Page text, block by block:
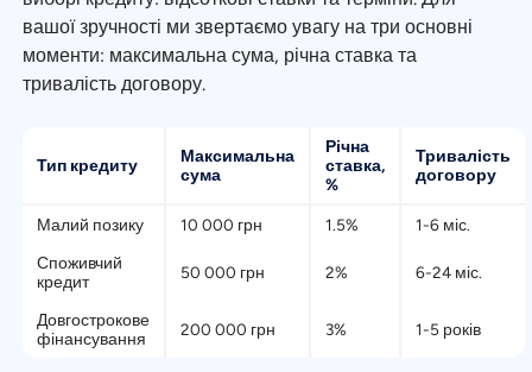
вашої зручності ми звертаємо увагу на три основні
моменти: максимальна сума, річна ставка та
тривалість договору.
Тип кредиту
Максимальна
сума
Річна
ставка,
%
Тривалість
договору
Малий позику 10 000 грн 1.5%
1-6 міс.
Споживчий
кредит
50 000 грн 2% 6-24 міс.
Довгострокове
фінансування
200 000 грн 3% 1-5 років